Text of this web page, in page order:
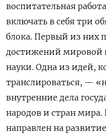
воспитательная
включать в себя три
блока. Первый из них
достижений мировой
науки. Одна из идей,
транслироваться, —
внутренние дела
народов и стран мира.
направлен на